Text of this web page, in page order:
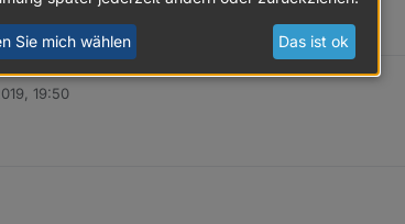
19:50
Sie mich wählen Das ist ok